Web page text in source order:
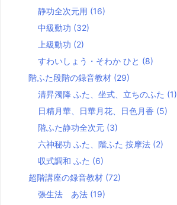
静功全次元用 (16)
中級動功 (32)
上級動功 (2)
すわいしょう・そわか ひと (8)
階ふた段階の録音教材 (29)
清昇濁降 ふた、坐式、立ちのふた (1)
日精月華、日華月花、日色月香 (5)
階ふた静功全次元 (3)
六神秘功 ふた、階ふた 按摩法 (2)
収式調和 ふた (6)
超階講座の録音教材 (72)
張生法 あ法 (19)